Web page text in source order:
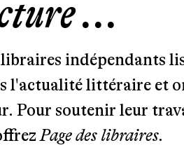
...
indépendants
l'actualité littéraire et
Pour soutenir leur
Page des libraires.